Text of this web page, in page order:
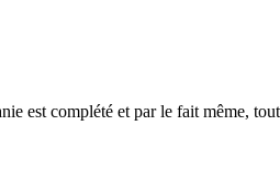
est complété et par le fait même,